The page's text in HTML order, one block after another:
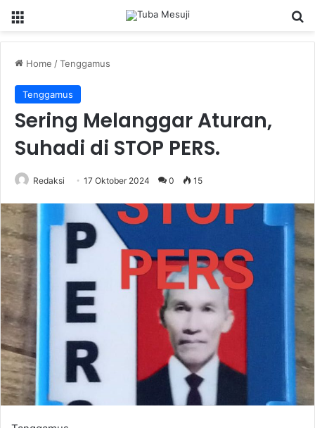
Home /Tenggamus
Tenggamus
Sering Melanggar Aturan,
Suhadi di STOP PERS.
Redaksi 17 Oktober 2024 0 15